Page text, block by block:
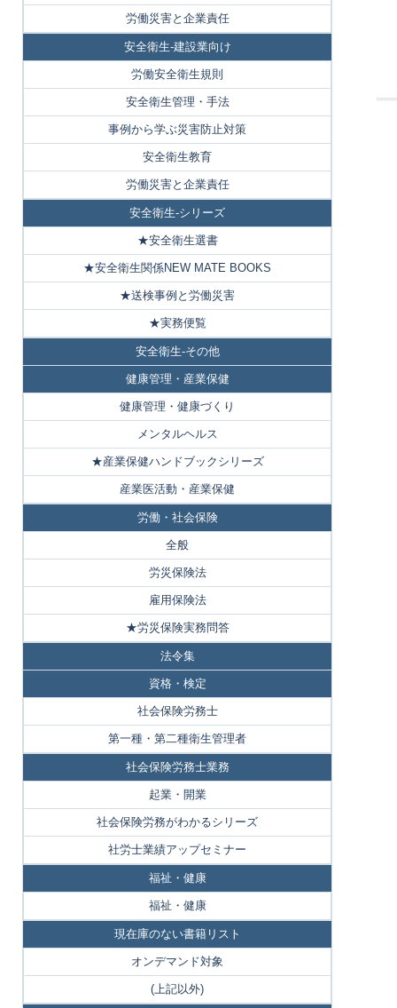
労働災害と企業責任
安全衛生-建設業向け
労働安全衛生規則
安全衛生管理・手法
事例から学ぶ災害防止対策
安全衛生教育
労働災害と企業責任
安全衛生-シリーズ
★安全衛生選書
★安全衛生関係NEW MATE BOOKS
★送検事例と労働災害
★実務便覧
安全衛生-その他
健康管理・産業保健
健康管理・健康づくり
メンタルヘルス
★産業保健ハンドブックシリーズ
産業医活動・産業保健
労働・社会保険
全般
労災保険法
雇用保険法
★労災保険実務問答
法令集
資格・検定
社会保険労務士
第一種・第二種衛生管理者
社会保険労務士業務
起業・開業
社会保険労務がわかるシリーズ
社労士業績アップセミナー
福祉・健康
福祉・健康
現在庫のない書籍リスト
オンデマンド対象
(上記以外)